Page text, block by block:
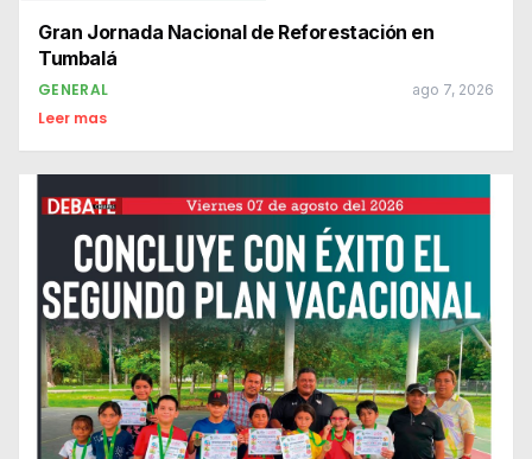
Gran Jornada Nacional de Reforestación en
Tumbalá
GENERAL ago 7, 2026
Leer mas